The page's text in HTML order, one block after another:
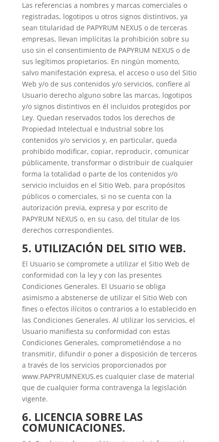
Las referencias a nombres y marcas comerciales o
registradas, logotipos u otros signos distintivos, ya
sean titularidad de PAPYRUM NEXUS o de terceras
empresas, llevan implícitas la prohibición sobre su
uso sin el consentimiento de PAPYRUM NEXUS o de
sus legítimos propietarios. En ningún momento,
salvo manifestación expresa, el acceso o uso del Sitio
Web y/o de sus contenidos y/o servicios, confiere al
Usuario derecho alguno sobre las marcas, logotipos
y/o signos distintivos en él incluidos protegidos por
Ley. Quedan reservados todos los derechos de
Propiedad Intelectual e Industrial sobre los
contenidos y/o servicios y, en particular, queda
prohibido modificar, copiar, reproducir, comunicar
públicamente, transformar o distribuir de cualquier
forma la totalidad o parte de los contenidos y/o
servicio incluidos en el Sitio Web, para propósitos
públicos o comerciales, si no se cuenta con la
autorización previa, expresa y por escrito de
PAPYRUM NEXUS o, en su caso, del titular de los
derechos correspondientes.
5. UTILIZACIÓN DEL SITIO WEB.
El Usuario se compromete a utilizar el Sitio Web de
conformidad con la ley y con las presentes
Condiciones Generales. El Usuario se obliga
asimismo a abstenerse de utilizar el Sitio Web con
fines o efectos ilícitos o contrarios a lo establecido en
las Condiciones Generales. Al utilizar los servicios, el
Usuario manifiesta su conformidad con estas
Condiciones Generales, comprometiéndose a no
transmitir, difundir o poner a disposición de terceros
a través de los servicios proporcionados por
www.PAPYRUMNEXUS.es cualquier clase de material
que de cualquier forma contravenga la legislación
vigente.
6. LICENCIA SOBRE LAS
COMUNICACIONES.